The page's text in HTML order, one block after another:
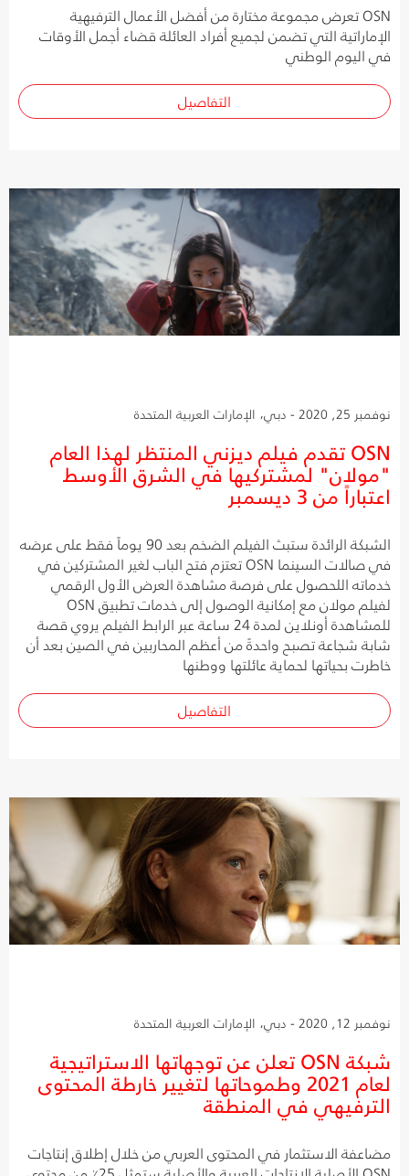
OSN تعرض مجموعة مختارة من أفضل الأعمال الترفيهية
الإماراتية التي تضمن لجميع أفراد العائلة قضاء أجمل الأوقات
في اليوم الوطني
التفاصيل
نوفمبر 25, 2020 - دبي، الإمارات العربية المتحدة
OSN تقدم فيلم ديزني المنتظر لهذا العام
"مولان" لمشتركيها في الشرق الأوسط
اعتباراً من 3 ديسمبر
الشبكة الرائدة ستبث الفيلم الضخم بعد 90 يوماً فقط على عرضه
في صالات السينما OSN تعتزم فتح الباب لغير المشتركين في
خدماته اللحصول على فرصة مشاهدة العرض الأول الرقمي
لفيلم مولان مع إمكانية الوصول إلى خدمات تطبيق OSN
للمشاهدة أونلاين لمدة 24 ساعة عبر الرابط الفيلم يروي قصة
شابة شجاعة تصبح واحدةً من أعظم المحاربين في الصين بعد أن
خاطرت بحياتها لحماية عائلتها ووطنها
التفاصيل
نوفمبر 12, 2020 - دبي، الإمارات العربية المتحدة
شبكة OSN تعلن عن توجهاتها الاستراتيجية
لعام 2021 وطموحاتها لتغيير خارطة المحتوى
الترفيهي في المنطقة
مضاعفة الاستثمار في المحتوى العربي من خلال إطلاق إنتاجات